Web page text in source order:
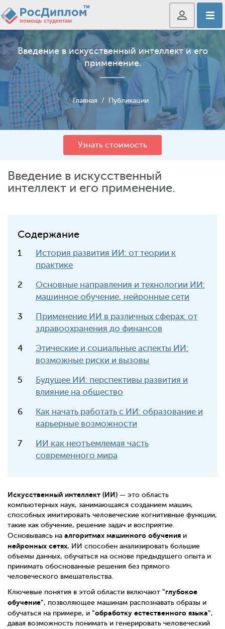
Введение в искусственный интеллект и его
применение.
Главная / Публикации
Узнать стоимость
Введение в искусственный
интеллект и его применение.
Содержание
История развития ИИ: от теории к
практике
Основные направления и технологии ИИ:
машинное обучение, нейронные сети
Применение ИИ в различных сферах: от
здравоохранения до финансов
Этические и социальные аспекты ИИ:
возможные риски и вызовы
Будущее ИИ: перспективы развития и
влияние на общество
Как начать работать с ИИ: образование и
карьерные возможности
ИИ как неотъемлемая часть
современного мира
Искусственный интеллект (ИИ) — это область
компьютерных наук, занимающаяся созданием машин,
способных имитировать человеческие когнитивные функции,
такие как обучение, решение задач и восприятие.
Основываясь на алгоритмах машинного обучения и
нейронных сетях, ИИ способен анализировать большие
объемы данных, обучаться на основе предыдущего опыта и
принимать обоснованные решения без прямого
человеческого вмешательства.
Ключевые понятия в этой области включают "глубокое
обучение", позволяющее машинам распознавать образы и
обучаться на примере, и "обработку естественного языка",
давая возможность понимать и генерировать человеческий